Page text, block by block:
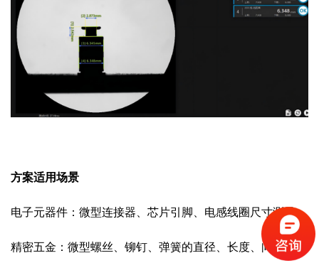
方案适用场景
电子元器件：微型连接器、芯片引脚、电感线圈尺寸测量
精密五金：微型螺丝、铆钉、弹簧的直径、长度、间距测量